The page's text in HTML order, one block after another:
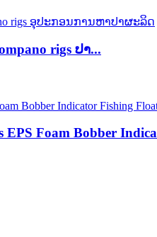
rigs ປາ...
Foam Bobber